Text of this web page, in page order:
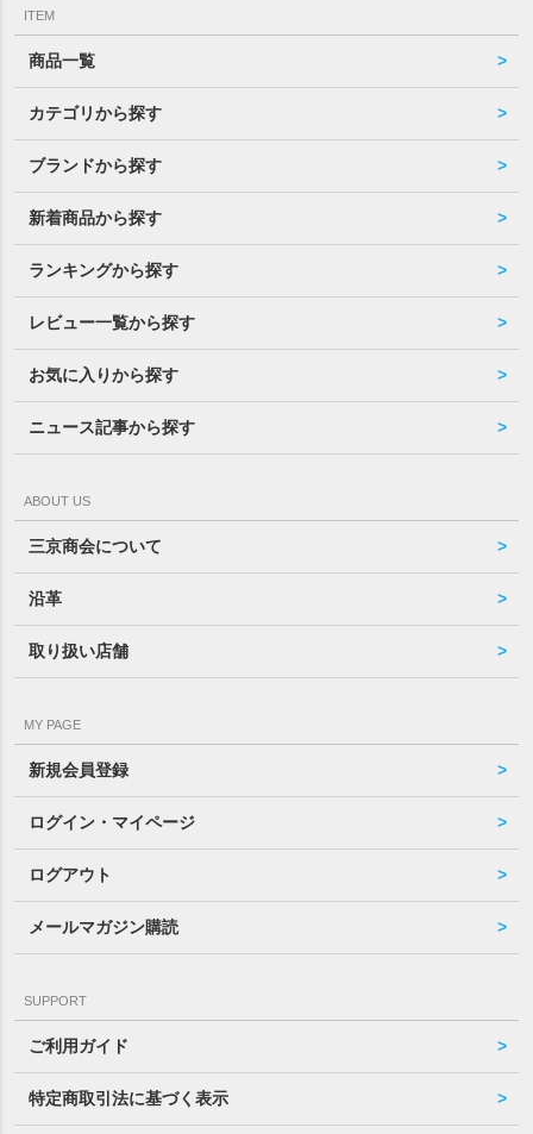
ITEM
商品一覧
カテゴリから探す
ブランドから探す
新着商品から探す
ランキングから探す
レビュー一覧から探す
お気に入りから探す
ニュース記事から探す
ABOUT US
三京商会について
沿革
取り扱い店舗
MY PAGE
新規会員登録
ログイン・マイページ
ログアウト
メールマガジン購読
SUPPORT
ご利用ガイド
特定商取引法に基づく表示